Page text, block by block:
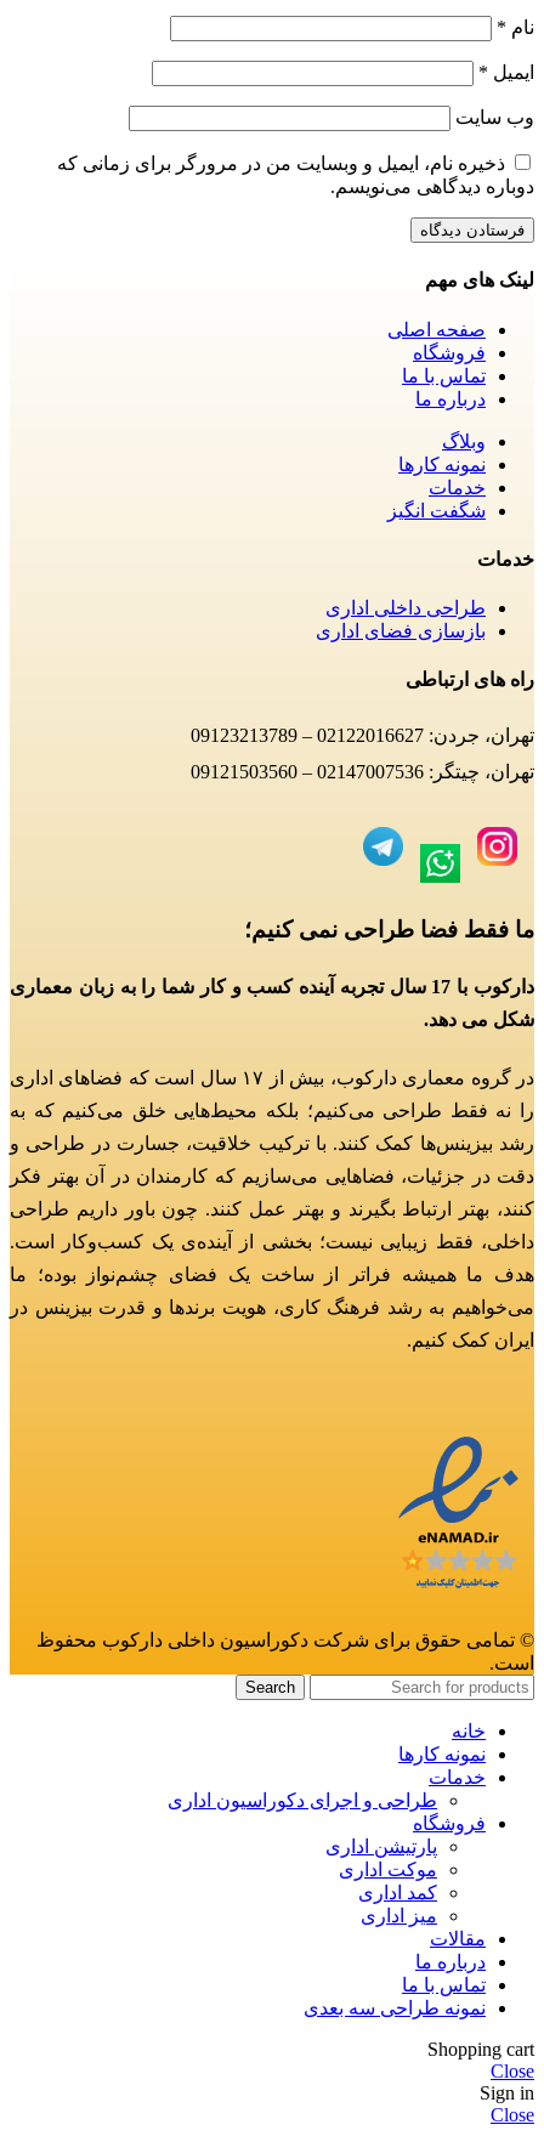
نام *
ایمیل *
وب‌ سایت
ذخیره نام، ایمیل و وبسایت من در مرورگر برای زمانی که
دوباره دیدگاهی می‌نویسم.
لینک های مهم
صفحه اصلی
فروشگاه
تماس با ما
درباره ما
وبلاگ
نمونه کارها
خدمات
شگفت انگیز
خدمات
طراحی داخلی اداری
بازسازی فضای اداری
راه های ارتباطی
تهران، جردن: 02122016627 – 09123213789
تهران، چیتگر: 02147007536 – 09121503560
ما فقط فضا طراحی نمی کنیم؛
دارکوب با 17 سال تجربه آینده کسب و کار شما را به زبان معماری
شکل می دهد.
در گروه معماری دارکوب، بیش از ۱۷ سال است که فضاهای اداری
را نه فقط طراحی می‌کنیم؛ بلکه محیط‌هایی خلق می‌کنیم که به
رشد بیزینس‌ها کمک کنند. با ترکیب خلاقیت، جسارت در طراحی و
دقت در جزئیات، فضاهایی می‌سازیم که کارمندان در آن بهتر فکر
کنند، بهتر ارتباط بگیرند و بهتر عمل کنند. چون باور داریم طراحی
داخلی، فقط زیبایی نیست؛ بخشی از آینده‌ی یک کسب‌وکار است.
هدف ما همیشه فراتر از ساخت یک فضای چشم‌نواز بوده؛ ما
می‌خواهیم به رشد فرهنگ کاری، هویت برندها و قدرت بیزینس در
ایران کمک کنیم.
© تمامی حقوق برای شرکت دکوراسیون داخلی دارکوب محفوظ
است.
Search
خانه
نمونه کارها
خدمات
طراحی و اجرای دکوراسیون اداری
فروشگاه
پارتیشن اداری
موکت اداری
کمد اداری
میز اداری
مقالات
درباره ما
تماس با ما
نمونه طراحی سه بعدی
Shopping cart
Close
Sign in
Close